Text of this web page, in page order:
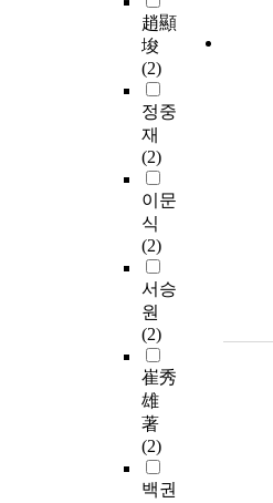
趙顯
埈
(2)
정중
재
(2)
이문
식
(2)
서승
원
(2)
崔秀
雄
著
(2)
백권